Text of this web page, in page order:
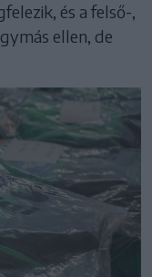
és a felső-,
ellen, de